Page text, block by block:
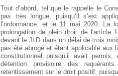
Tout d’abord, tel que le rappelle le
pas très longue, puisqu’il s’est
l’ordonnance, et le 11 mai 2020.
prolongation de plein droit de l’article
devant le JLD dans un délai de trois
pas été abrogé et étant applicable aux
constitutionnel puisqu’il avait
détention provisoire des
retentissement sur le droit positif,